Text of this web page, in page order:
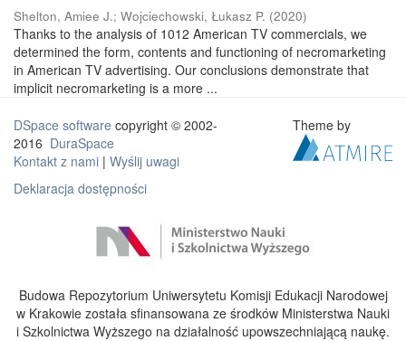
Shelton, Amiee J.; Wojciechowski, Łukasz P. (2020)
Thanks to the analysis of 1012 American TV commercials, we
determined the form, contents and functioning of necromarketing
in American TV advertising. Our conclusions demonstrate that
implicit necromarketing is a more ...
DSpace software copyright © 2002-
2016 DuraSpace
Kontakt z nami | Wyślij uwagi
Deklaracja dostępności
Theme by
Budowa Repozytorium Uniwersytetu Komisji Edukacji Narodowej
w Krakowie została sfinansowana ze środków Ministerstwa Nauki
i Szkolnictwa Wyższego na działalność upowszechniającą naukę.